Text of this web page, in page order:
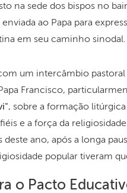
na sede dos bispos no
ao Papa para
em seu caminho sinodal.
um intercâmbio
Francisco,
, sobre a formação
e a força da
ano, após a longa
popular tiveram
o Pacto